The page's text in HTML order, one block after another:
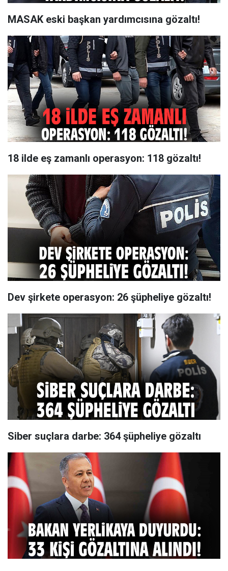
MASAK eski başkan yardımcısına gözaltı!
18 ilde eş zamanlı operasyon: 118 gözaltı!
Dev şirkete operasyon: 26 şüpheliye gözaltı!
Siber suçlara darbe: 364 şüpheliye gözaltı